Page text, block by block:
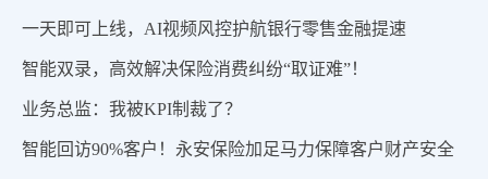
一天即可上线，AI视频风控护航银行零售金融提速
智能双录，高效解决保险消费纠纷“取证难”！
业务总监：我被KPI制裁了？
智能回访90%客户！永安保险加足马力保障客户财产安全